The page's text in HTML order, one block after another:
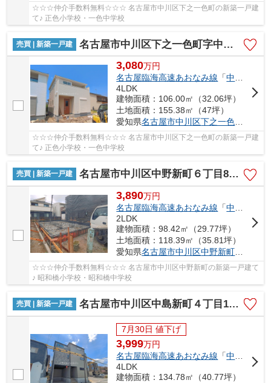
☆☆☆仲介手数料無料☆☆☆ 名古屋市中川区下之一色町の新築一戸建
て♪ 正色小学校・一色中学校
売買 | 新築一戸建 名古屋市中川区下之一色町字中ノ切26【仲介手数料無料】新築一戸建て 2号棟
3,080万円
名古屋臨海高速あおなみ線 「中島
4LDK
建物面積：106.00㎡（32.06坪）
土地面積：155.38㎡（47坪）
愛知県名古屋市中川区下之一色町
☆☆☆仲介手数料無料☆☆☆ 名古屋市中川区下之一色町の新築一戸建
て♪ 正色小学校・一色中学校
売買 | 新築一戸建 名古屋市中川区中野新町６丁目8-1【仲介手数料無料】新築一戸建て 2号棟
3,890万円
名古屋臨海高速あおなみ線 「中島
2LDK
建物面積：98.42㎡（29.77坪）
土地面積：118.39㎡（35.81坪）
愛知県名古屋市中川区中野新町６丁目8-
☆☆☆仲介手数料無料☆☆☆ 名古屋市中川区中野新町の新築一戸建て
♪ 昭和橋小学校・昭和橋中学校
売買 | 新築一戸建 名古屋市中川区中島新町４丁目1011【仲介手数料無料】新築一戸建て 1号棟
7月30日 値下げ
3,999万円
名古屋臨海高速あおなみ線 「中島
」駅
4LDK
建物面積：134.78㎡（40.77坪）